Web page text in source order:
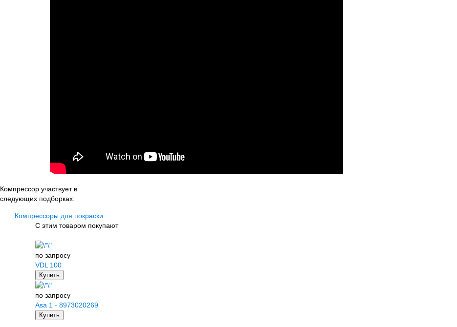
Компрессор участвует в
следующих подборках:
Компрессоры для покраски
С этим товаром покупают
по запросу
VDL 100
Купить
по запросу
Asa 1 - 8973020269
Купить